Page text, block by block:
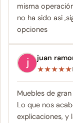
misma
no ha sido asi
opciones
juan
★★★★★
Muebles de
Lo que nos
explicaciones, y